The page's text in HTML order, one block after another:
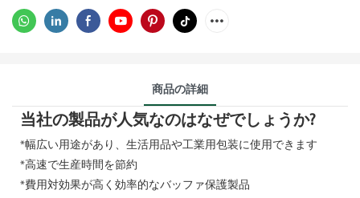
商品の詳細
当社の製品が人気なのはなぜでしょうか?
*幅広い用途があり、生活用品や工業用包装に使用できます
*高速で生産時間を節約
*費用対効果が高く効率的なバッファ保護製品